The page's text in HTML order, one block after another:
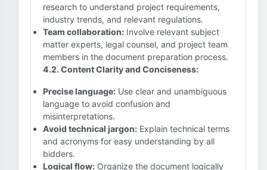
research to understand project requirements,
industry trends, and relevant regulations.
Team collaboration: Involve relevant subject
matter experts, legal counsel, and project team
members in the document preparation process.
4.2. Content Clarity and Conciseness:
Precise language: Use clear and unambiguous
language to avoid confusion and
misinterpretations.
Avoid technical jargon: Explain technical terms
and acronyms for easy understanding by all
bidders.
Logical flow: Organize the document logically